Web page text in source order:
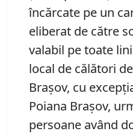
încărcate pe un
eliberat de către
valabil pe toate
local de călători
Braşov, cu
Poiana Braşov,
persoane având